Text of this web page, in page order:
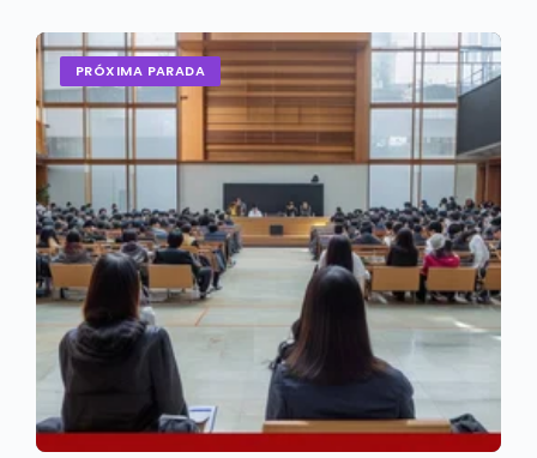
PRÓXIMA PARADA